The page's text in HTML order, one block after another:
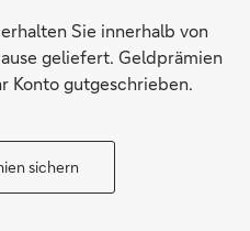
Sie innerhalb von
geliefert. Geldprämien
Konto gutgeschrieben.
sichern